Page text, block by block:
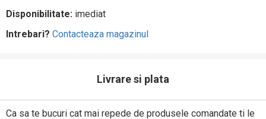
Disponibilitate: imediat
Intrebari? Contacteaza magazinul
Livrare si plata
Ca sa te bucuri cat mai repede de produsele comandate ti le